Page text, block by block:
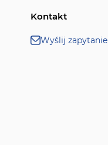
Kontakt
Wyślij zapytanie